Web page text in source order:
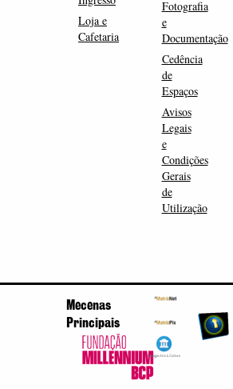
Loja e
Cafetaria
Fotografia
e
Documentação
Cedência
de
Espaços
Avisos
Legais
e
Condições
Gerais
de
Utilização
Mecenas
Principais